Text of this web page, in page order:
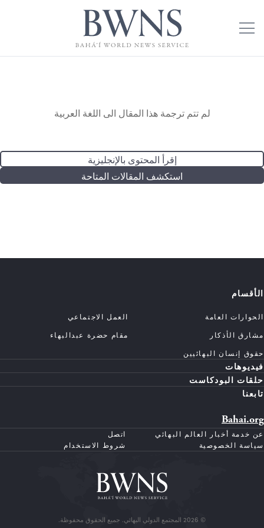
لم تتم ترجمة هذا المقال الى اللغة العربية
إقرأ المحتوى بالإنجليزية
استكشف المقالات المتاحة
الأقسام
الحوارات العامة
العمل الاجتماعي
مشارق الأذكار
مقام حضرة عبدالبهاء
حقوق إنسان البهائيين
فيديوهات
حلقات البودكاست
تابعنا
Bahai.org
عن خدمة أخبار العالم البهائي
اتصل
سياسة الخصوصية
شروط الاستخدام
© 2026 المجتمع الدولي البهائي. جميع الحقوق محفوظة.